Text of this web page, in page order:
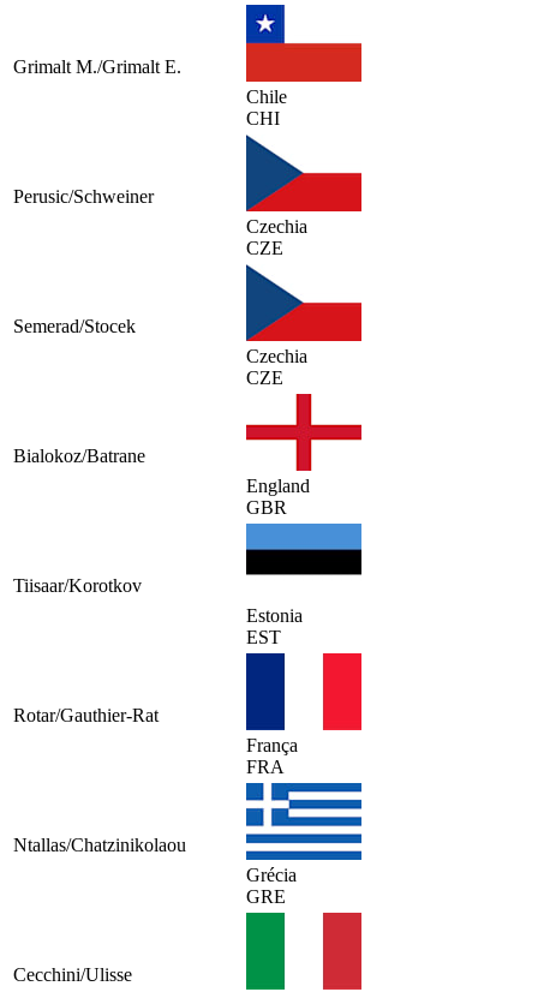
Grimalt M./Grimalt E.
Chile
CHI
Perusic/Schweiner
Czechia
CZE
Semerad/Stocek
Czechia
CZE
Bialokoz/Batrane
England
GBR
Tiisaar/Korotkov
Estonia
EST
Rotar/Gauthier-Rat
França
FRA
Ntallas/Chatzinikolaou
Grécia
GRE
Cecchini/Ulisse